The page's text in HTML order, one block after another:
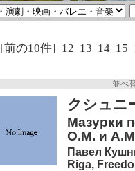
[前の10件] 12 13 14 15
並べ
クシュ
Мазурки
О.М. и
Павел
Riga,